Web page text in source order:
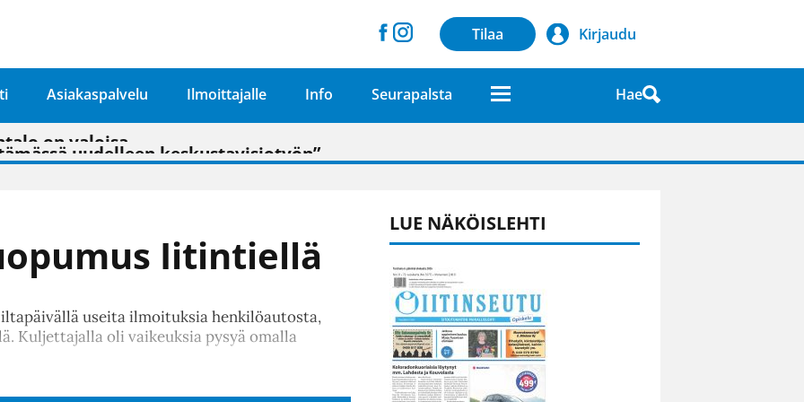
Tilaa Kirjaudu
Asiakaspalvelu Ilmoittajalle Info Seurapalsta Hae
pitäisi näkyä hieman parempana painojäljen laatuna lehdessä
on valoisa
uudelleen keskustavisiotyön”
omavaraisemmin kuin kaupungissa"
Iitintiellä
useita ilmoituksia henkilöautosta,
Kuljettajalla oli vaikeuksia pysyä omalla
LUE NÄKÖISLEHTI